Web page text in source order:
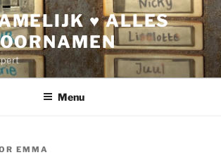
♥ ALLES
Menu
EMMA